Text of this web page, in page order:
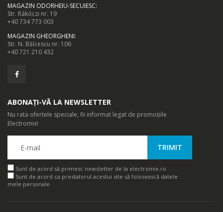
MAGAZIN ODORHEIU-SECUIESC:
Str. Rákóczi nr. 19
+40 734 773 003
MAGAZIN GHEORGHENI:
Str. N. Bălcescu nr. 106
+40 721 210 432
ABONAȚI-VĂ LA NEWSLETTER
Nu rata ofertele speciale, fii informat legat de promoțiile
Electromix!
Sunt de acord să primesc newsletter de la electromix.ro
Sunt de acord ca prestatorul acestui site să folosească datele
mele personale.